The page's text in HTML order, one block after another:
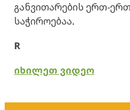
განვითარების ერთ-
საჭიროებაა.
R
იხილეთ ვიდეო